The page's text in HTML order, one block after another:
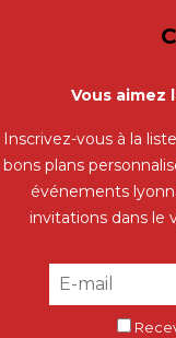
Vous aimez
Inscrivez-vous à la
bons plans
événements
invitations dans le